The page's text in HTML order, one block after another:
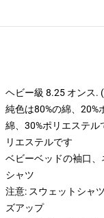
ヘビー級 8.25 オンス.
純色は80%の綿、20%
綿、30%ポリエステル
リエステルです
ベビーベッドの袖口
シャツ
注意: スウェットシャ
ズアップ